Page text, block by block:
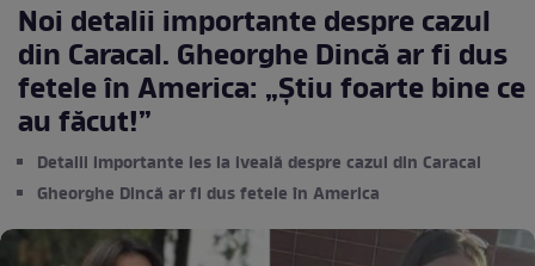
Noi detalii importante despre cazul
din Caracal. Gheorghe Dincă ar fi dus
fetele în America: „Știu foarte bine ce
au făcut!”
Detalii importante ies la iveală despre cazul din Caracal
Gheorghe Dincă ar fi dus fetele în America